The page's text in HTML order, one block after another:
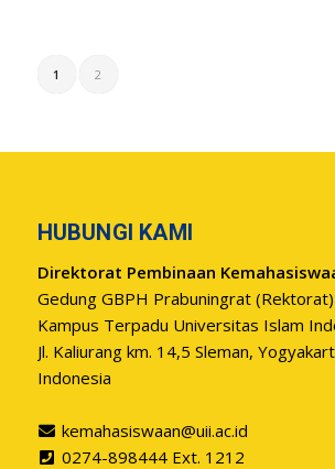
1 2
HUBUNGI KAMI
Direktorat Pembinaan
Gedung GBPH Prabuningrat
Kampus Terpadu Universitas Islam
Jl. Kaliurang km. 14,5 Sleman,
Indonesia
kemahasiswaan@uii.ac.id
0274-898444 Ext. 1212